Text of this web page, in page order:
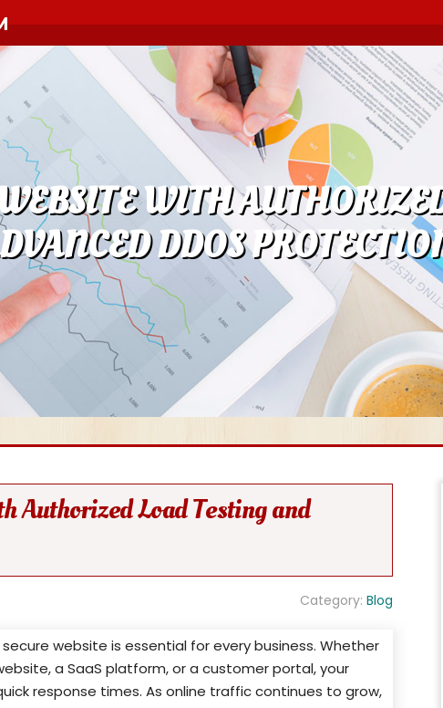
WITH
DDOS
Authorized Load Testing and
Category: Blog
website is essential for every business. Whether
a SaaS platform, or a customer portal, your
response times. As online traffic continues to grow,